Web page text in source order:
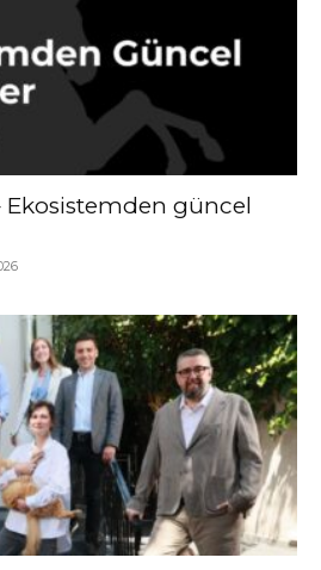
Ekosistemden güncel